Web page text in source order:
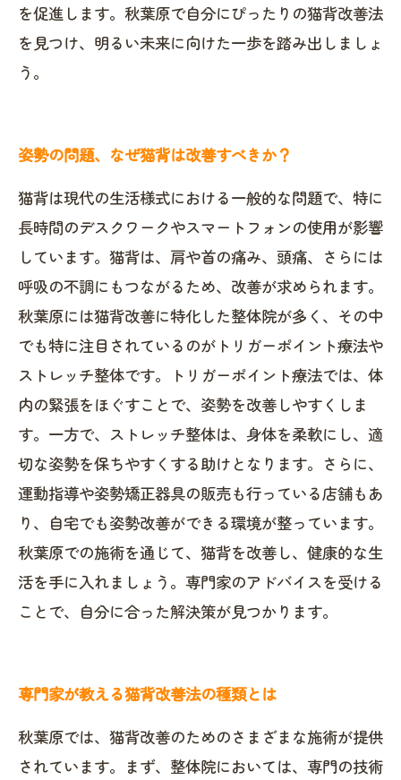
を促進します。秋葉原で自分にぴったりの猫背改善法
を見つけ、明るい未来に向けた一歩を踏み出しましょ
う。
姿勢の問題、なぜ猫背は改善すべきか？
猫背は現代の生活様式における一般的な問題で、特に
長時間のデスクワークやスマートフォンの使用が影響
しています。猫背は、肩や首の痛み、頭痛、さらには
呼吸の不調にもつながるため、改善が求められます。
秋葉原には猫背改善に特化した整体院が多く、その中
でも特に注目されているのがトリガーポイント療法や
ストレッチ整体です。トリガーポイント療法では、体
内の緊張をほぐすことで、姿勢を改善しやすくしま
す。一方で、ストレッチ整体は、身体を柔軟にし、適
切な姿勢を保ちやすくする助けとなります。さらに、
運動指導や姿勢矯正器具の販売も行っている店舗もあ
り、自宅でも姿勢改善ができる環境が整っています。
秋葉原での施術を通じて、猫背を改善し、健康的な生
活を手に入れましょう。専門家のアドバイスを受ける
ことで、自分に合った解決策が見つかります。
専門家が教える猫背改善法の種類とは
秋葉原では、猫背改善のためのさまざまな施術が提供
されています。まず、整体院においては、専門の技術